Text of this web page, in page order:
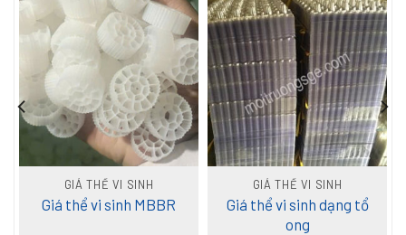
GIÁ THỂ VI SINH
Giá thể vi sinh MBBR
GIÁ THỂ VI SINH
Giá thể vi sinh dạng tổ
ong